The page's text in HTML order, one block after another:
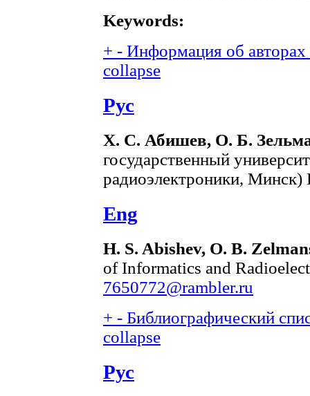
Keywords:
+ - Информация об
collapse
Рус
Х. С. Абишев, О. Б.
государственный
радиоэлектроники,
Eng
H. S. Abishev, O. B.
of Informatics and
7650772@rambler.ru
+ - Библиографический
collapse
Рус